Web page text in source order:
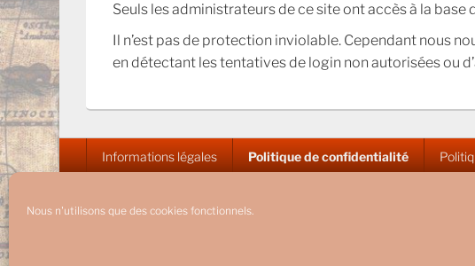
Nous n'utilisons que des cookies fonctionnels.
Seuls les administrateurs de ce site ont accès à la
Il n’est pas de protection inviolable. Cependant nous
en détectant les tentatives de login non autorisées ou
Menu
du
de
Informations légales Politique de confidentialité
Copyright © 2026